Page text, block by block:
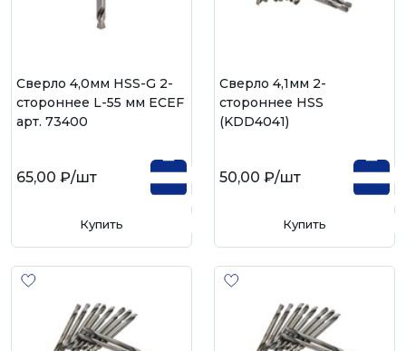
Сверло 4,0мм HSS-G 2-
стороннее L-55 мм ECEF
арт. 73400
65,00 ₽/шт
Купить
Сверло 4,1мм 2-
стороннее HSS
(KDD4041)
50,00 ₽/шт
Купить